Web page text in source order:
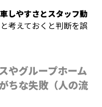
しやすさとスタッフ動
考えておくと判断を誤
やグループホーム
ちな失敗（人の流